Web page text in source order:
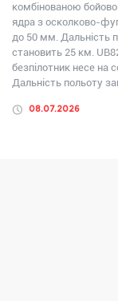
комбінованою
ядра з осколково-
до 50 мм. Дальність
становить 25 км.
безпілотник несе на
Дальність польоту
08.07.2026